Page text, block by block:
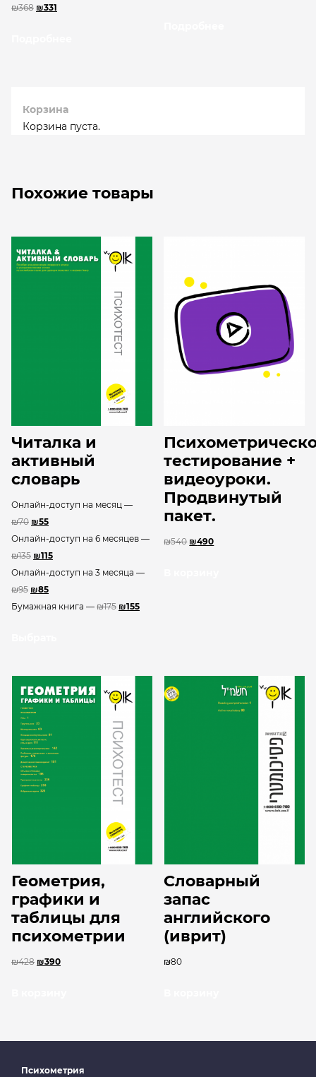
₪368 ₪331
Корзина
Корзина пуста.
Похожие товары
Читалка и
активный
словарь
Онлайн-доступ на месяц —
₪70 ₪55
Онлайн-доступ на 6 месяцев —
₪135 ₪115
Онлайн-доступ на 3 месяца —
₪95 ₪85
Бумажная книга — ₪175 ₪155
тестирование +
видеоуроки.
Продвинутый
пакет.
₪540 ₪490
Геометрия,
графики и
таблицы для
психометрии
₪428 ₪390
Словарный
запас
английского
(иврит)
₪80
Психометрия